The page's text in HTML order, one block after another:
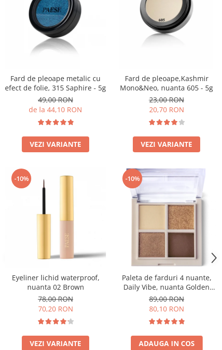
Fard de pleoape metalic cu
efect de folie, 315 Saphire - 5g
49,00 RON
de la 44,10 RON
VEZI VARIANTE
Fard de pleoape,Kashmir
Mono&Neo, nuanta 605 - 5g
23,00 RON
20,70 RON
VEZI VARIANTE
-10%
Eyeliner lichid waterproof,
nuanta 02 Brown
78,00 RON
70,20 RON
VEZI VARIANTE
-10%
Paleta de farduri 4 nuante,
Daily Vibe, nuanta Golden
Hour 01 - 5,5g
89,00 RON
80,10 RON
ADAUGA IN COS